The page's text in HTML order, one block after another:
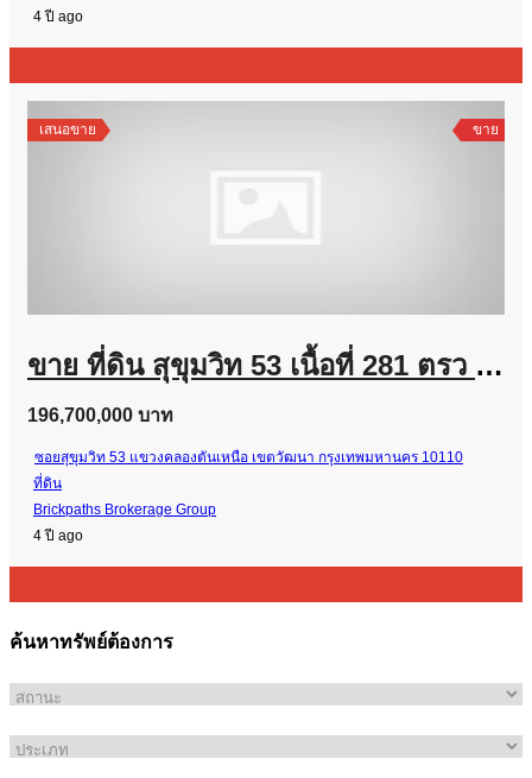
4 ปี ago
เสนอขาย ขาย
ขาย ที่ดิน สุขุมวิท 53 เนื้อที่ 281 ตรว shape สวย แปลงมุม
196,700,000 บาท
ซอยสุขุมวิท 53 แขวงคลองตันเหนือ เขตวัฒนา กรุงเทพมหานคร 10110
ที่ดิน
Brickpaths Brokerage Group
4 ปี ago
ค้นหาทรัพย์ต้องการ